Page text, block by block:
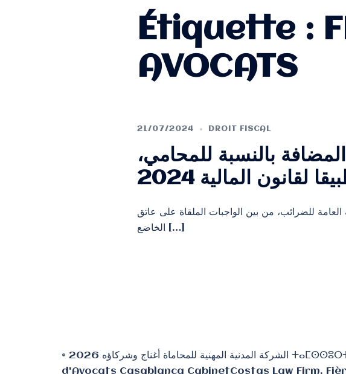
Étiquette :
AVOCATS
21/07/2024 DROIT FISCAL
بالنسبة للمحامي،
لقانون المالية 2024
المضافة في المنبع، بمقتضى المادة 117 من المدونة العامة للضرائب، من بين الواجبات الملقاة على عاتق
الخاضع […]
© 2026 الشركة المدنية المهنية للمحاماة أغناج وشركاؤه ⵜⴰⵎⵙⵙⵓⵔⵜ ⵜⵓⵖⵔⵉⵎⵜ ⵜⴰⵣⵣⵓⵍⴰⵏⵜ ⵉ ⵜⵎⵙⵜⴰⵏⵜ ⴰⵖⵏⵏⴰⵊ ⴷ ⵉⵎⴷⵔⴰⵡⵏ ⵏⵏⵙ Cabinet COSTAS
d'Avocats Casablanca CabinetCostas Law Firm.